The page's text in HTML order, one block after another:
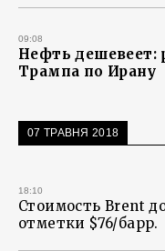
09:08
Нефть дешевеет:
Трампа по Ирану
07 ТРАВНЯ 2018
18:10
Стоимость Brent
отметки $76/барр.